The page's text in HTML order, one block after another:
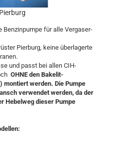
Benzinpumpe für alle Vergaser-
Pierburg, keine überlagerte
und passt bei allen CIH-
OHNE den Bakelit-
werden. Die Pumpe
verwendet werden, da der
Hebelweg dieser Pumpe